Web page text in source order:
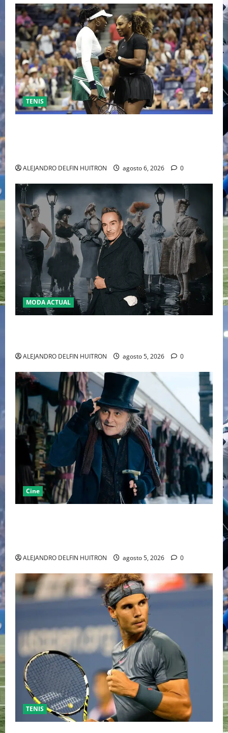
TENIS
ALEJANDRO DELFIN HUITRON agosto 6, 2026 0
MODA ACTUAL
ALEJANDRO DELFIN HUITRON agosto 5, 2026 0
Cine
ALEJANDRO DELFIN HUITRON agosto 5, 2026 0
TENIS